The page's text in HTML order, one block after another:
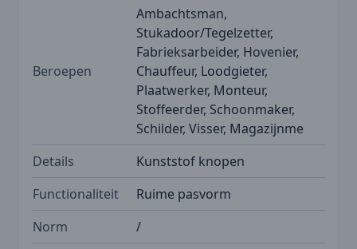
Beroepen
Ambachtsman,
Stukadoor/Tegelzetter,
Fabrieksarbeider, Hovenier,
Chauffeur, Loodgieter,
Plaatwerker, Monteur,
Stoffeerder, Schoonmaker,
Schilder, Visser, Magazijnme
Details
Kunststof knopen
Functionaliteit
Ruime pasvorm
Norm
/